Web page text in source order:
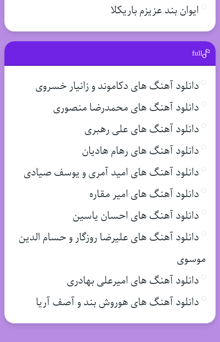
ایوان بند عزیزم باریکلا
full
دانلود آهنگ های دکاموند و زانیار خسروی
دانلود آهنگ های محمدرضا منصوری
دانلود آهنگ های علی رهبری
دانلود آهنگ های رهام هادیان
دانلود آهنگ های امید آمری و یوسف صیادی
دانلود آهنگ های امیر مقاره
دانلود آهنگ های احسان یاسین
دانلود آهنگ های علیرضا روزگار و حسام الدین
موسوی
دانلود آهنگ های امیرعلی بهادری
دانلود آهنگ های هوروش بند و آصف آریا